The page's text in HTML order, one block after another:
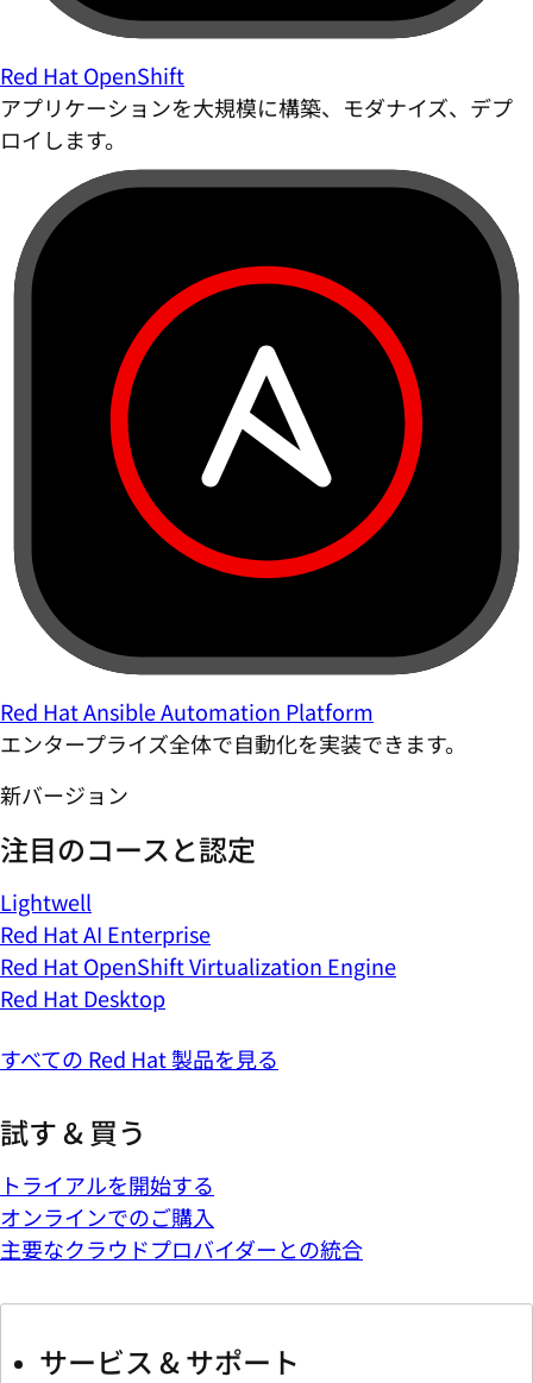
Red Hat OpenShift
アプリケーションを大規模に構築、モダナイズ、デプ
ロイします。
Red Hat Ansible Automation Platform
エンタープライズ全体で自動化を実装できます。
新バージョン
注目のコースと認定
Lightwell
Red Hat AI Enterprise
Red Hat OpenShift Virtualization Engine
Red Hat Desktop
すべての Red Hat 製品を見る
試す & 買う
トライアルを開始する
オンラインでのご購入
主要なクラウドプロバイダーとの統合
サービス & サポート